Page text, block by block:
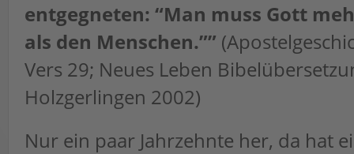
entgegneten: “Man muss Gott
als den Menschen.””
Vers 29; Neues Leben
Holzgerlingen 2002)
Nur ein paar Jahrzehnte her, da hat